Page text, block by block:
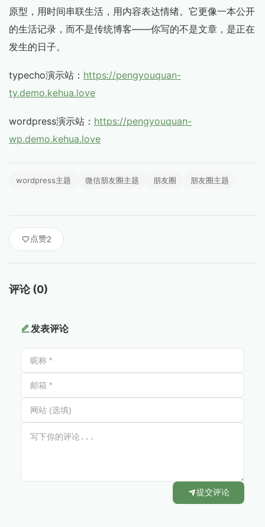
原型，用时间串联生活，用内容表达情绪。它更像一本公开
的生活记录，而不是传统博客——你写的不是文章，是正在
发生的日子。
typecho演示站： https://pengyouquan-
ty.demo.kehua.love
wordpress演示站： https://pengyouquan-
wp.demo.kehua.love
wordpress主题 微信朋友圈主题 朋友圈 朋友圈主题
点赞2
评论 (0)
发表评论
提交评论